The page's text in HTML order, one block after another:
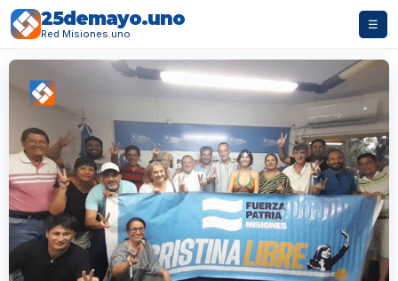
25demayo.uno
Red Misiones.uno
☰